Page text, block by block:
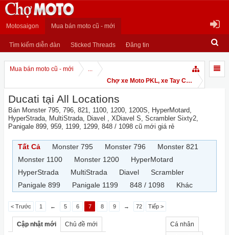
Motosaigon Mua bán moto cũ - mới
Tìm kiếm diễn đàn Sticked Threads Đăng tin
Mua bán moto cũ - mới
...
Chợ xe Moto PKL, xe Tay Côn
Ducati tại All Locations
Bán Monster 795, 796, 821, 1100, 1200, 1200S, HyperMotard,
HyperStrada, MultiStrada, Diavel , XDiavel S, Scrambler Sixty2,
Panigale 899, 959, 1199, 1299, 848 / 1098 cũ mới giá rẻ
Tất Cả Monster 795 Monster 796
Monster 821
Monster 1100
Monster 1200
HyperMotard
HyperStrada
MultiStrada Diavel
Scrambler
Panigale 899
Panigale 1199 848 / 1098 Khác
< Trước 1 ← 5 6 7 8 9 → 72 Tiếp >
Cập nhật mới Chủ đề mới Cá nhân